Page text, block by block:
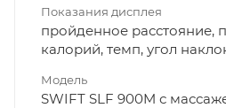
Показания дисплея
пройденное расстояние,
калорий, темп, угол
Модель
SWIFT SLF 900M с